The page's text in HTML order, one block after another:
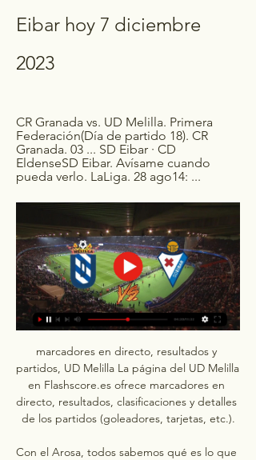
Eibar hoy 7 diciembre
2023
CR Granada vs. UD Melilla. Primera
Federación(Día de partido 18). CR
Granada. 03 ... SD Eibar · CD
EldenseSD Eibar. Avísame cuando
pueda verlo. LaLiga. 28 ago14: ...
marcadores en directo, resultados y
partidos, UD Melilla La página del UD Melilla
en Flashscore.es ofrece marcadores en
directo, resultados, clasificaciones y detalles
de los partidos (goleadores, tarjetas, etc.).
Con el Arosa, todos sabemos qué es lo que